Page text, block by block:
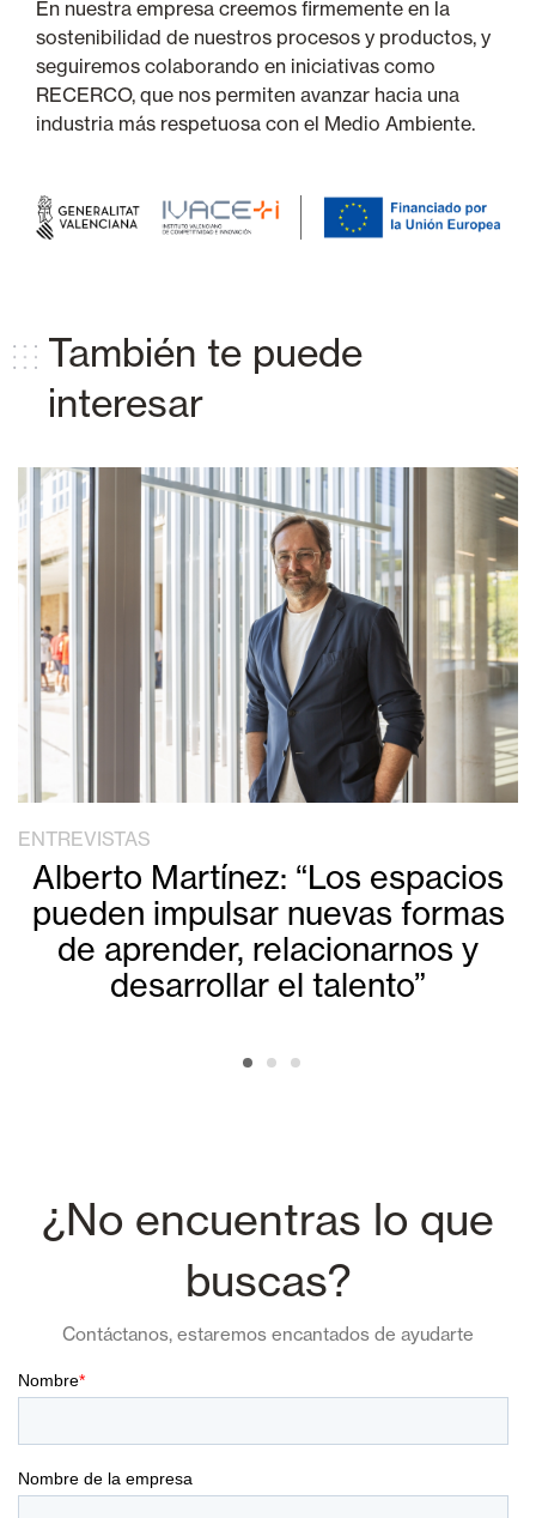
En nuestra empresa creemos firmemente en la
sostenibilidad de nuestros procesos y productos, y
seguiremos colaborando en iniciativas como
RECERCO, que nos permiten avanzar hacia una
industria más respetuosa con el Medio Ambiente.
También te puede
interesar
ENTREVISTAS
Alberto Martínez: “Los espacios
pueden impulsar nuevas formas
de aprender, relacionarnos y
desarrollar el talento”
¿No encuentras lo que
buscas?
Contáctanos, estaremos encantados de ayudarte